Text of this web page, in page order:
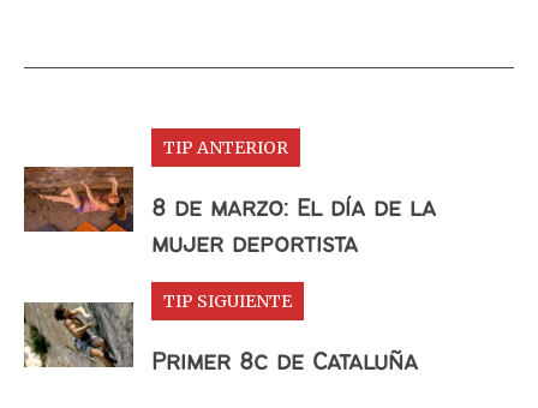
TIP ANTERIOR
8 de marzo: El día de la
mujer deportista
TIP SIGUIENTE
Primer 8c de Cataluña